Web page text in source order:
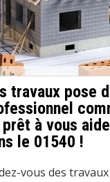
travaux pose
à vous
le 01540 !
vous des